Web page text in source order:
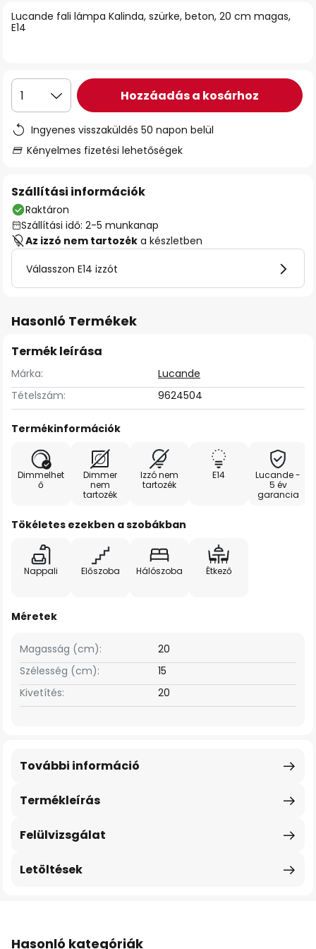
Lucande fali lámpa Kalinda, szürke, beton, 20 cm magas,
E14
1 Hozzáadás a kosárhoz
Ingyenes visszaküldés 50 napon belül
Kényelmes fizetési lehetőségek
Szállítási információk
Raktáron
Szállítási idő: 2-5 munkanap
Az izzó nem tartozék a készletben
Válasszon E14 izzót
Hasonló Termékek
Termék leírása
Márka:
Lucande
Tételszám:
9624504
Termékinformációk
Dimmelhet
ő
Dimmer
nem
tartozék
Izzó nem
tartozék
E14
Lucande -
5 év
garancia
Tökéletes ezekben a szobákban
Nappali Előszoba Hálószoba Étkező
Méretek
Szélesség (cm): 15
Magasság (cm): 20
Kivetítés: 20
Termékleírás
További információ
Felülvizsgálat
Letöltések
Hasonló kategóriák